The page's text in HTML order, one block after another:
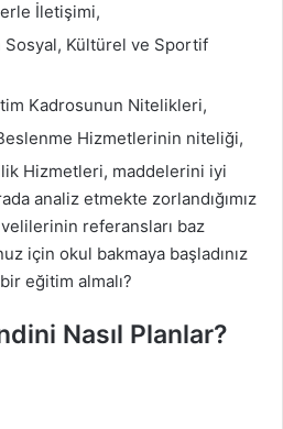
İletişimi,
Kültürel ve Sportif
Kadrosunun Nitelikleri,
Hizmetlerinin niteliği,
Hizmetleri, maddelerini iyi
analiz etmekte zorlandığımız
referansları baz
için okul bakmaya başladınız
eğitim almalı?
Nasıl Planlar?